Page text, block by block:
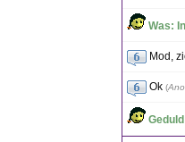
Was:
Mod,
Ok (